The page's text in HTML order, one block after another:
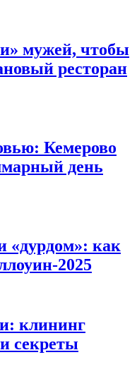
мужей, чтобы
ресторан
Кемерово
день
«дурдом»: как
2025
клининг
секреты